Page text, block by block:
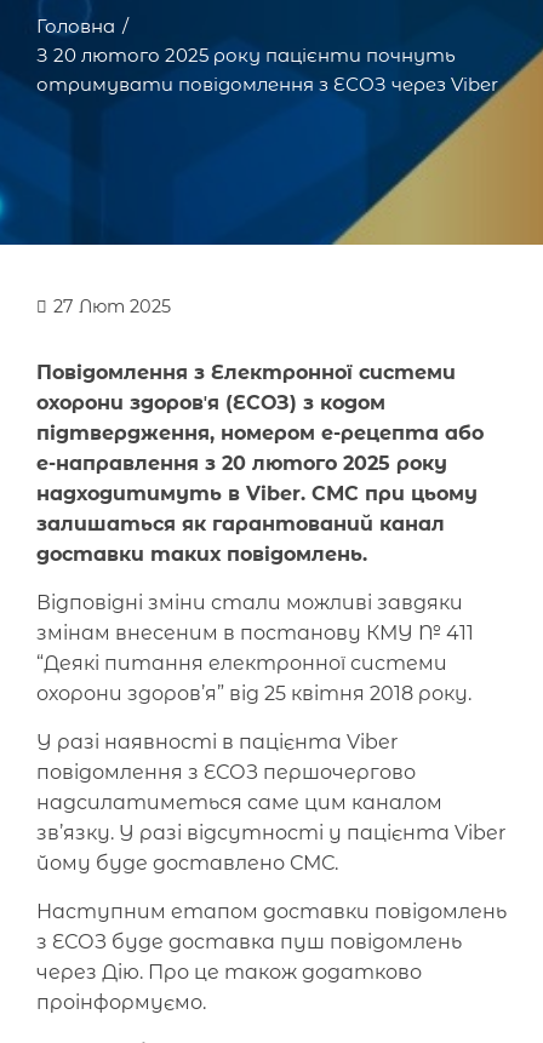
Головна
З 20 лютого 2025 року пацієнти почнуть
отримувати повідомлення з ЕСОЗ через Viber
27 Лют 2025
Повідомлення з Електронної системи
охорони здоровʼя (ЕСОЗ) з кодом
підтвердження, номером е-рецепта або
е-направлення з 20 лютого 2025 року
надходитимуть в Viber. СМС при цьому
залишаться як гарантований канал
доставки таких повідомлень.
Відповідні зміни стали можливі завдяки
змінам внесеним в постанову КМУ № 411
“Деякі питання електронної системи
охорони здоров’я” від 25 квітня 2018 року.
У разі наявності в пацієнта Viber
повідомлення з ЕСОЗ першочергово
надсилатиметься саме цим каналом
зв’язку. У разі відсутності у пацієнта Viber
йому буде доставлено СМС.
Наступним етапом доставки повідомлень
з ЕСОЗ буде доставка пуш повідомлень
через Дію. Про це також додатково
проінформуємо.